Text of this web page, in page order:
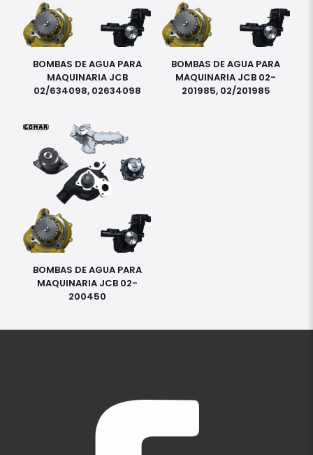
BOMBAS DE AGUA PARA
MAQUINARIA JCB
02/634098, 02634098
BOMBAS DE AGUA PARA
MAQUINARIA JCB 02-
201985, 02/201985
BOMBAS DE AGUA PARA
MAQUINARIA JCB 02-
200450